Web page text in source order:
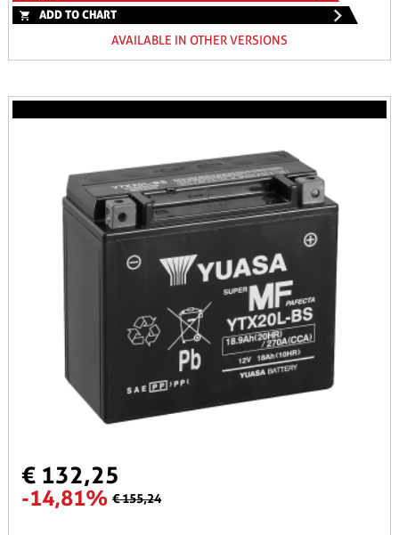
ADD TO CHART
AVAILABLE IN OTHER VERSIONS
€ 132,25
-14,81% € 155,24